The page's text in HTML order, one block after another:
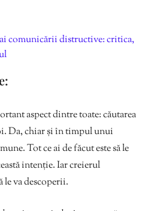
comunicării distructive: critica,
aspect dintre toate: căutarea
Da, chiar și în timpul unui
Tot ce ai de făcut este să le
intenție. Iar creierul
le va descoperii.